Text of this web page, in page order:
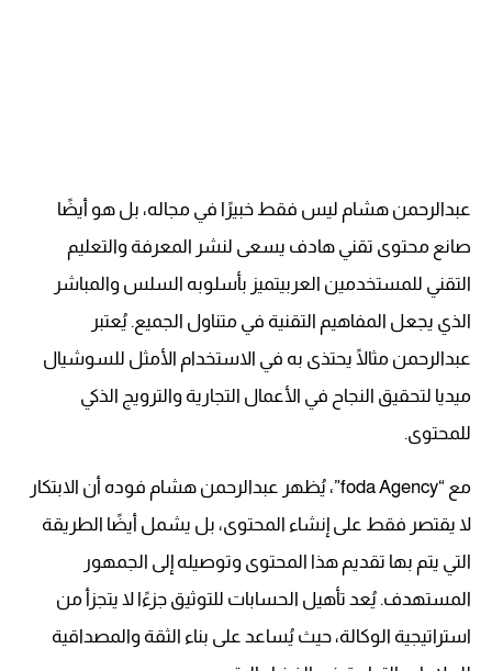
عبدالرحمن هشام ليس فقط خبيرًا في مجاله، بل هو أيضًا
صانع محتوى تقني هادف يسعى لنشر المعرفة والتعليم
التقني للمستخدمين العربيتميز بأسلوبه السلس والمباشر
الذي يجعل المفاهيم التقنية في متناول الجميع. يُعتبر
عبدالرحمن مثالًا يحتذى به في الاستخدام الأمثل للسوشيال
ميديا لتحقيق النجاح في الأعمال التجارية والترويج الذكي
للمحتوى.
مع “foda Agency”، يُظهر عبدالرحمن هشام فوده أن الابتكار
لا يقتصر فقط على إنشاء المحتوى، بل يشمل أيضًا الطريقة
التي يتم بها تقديم هذا المحتوى وتوصيله إلى الجمهور
المستهدف. يُعد تأهيل الحسابات للتوثيق جزءًا لا يتجزأ من
استراتيجية الوكالة، حيث يُساعد على بناء الثقة والمصداقية